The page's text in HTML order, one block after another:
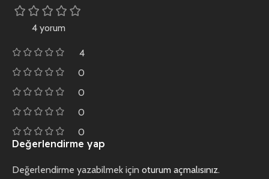
4 yorum
4
0
0
0
0
Değerlendirme yap
Değerlendirme yazabilmek için oturum açmalısınız.